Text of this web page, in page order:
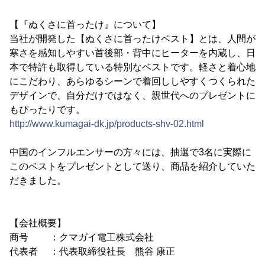
【『ぬくさに首ったけ』について】
当社が開発した【ぬくさに首ったけベスト】とは、人間が
寒さを感知しやすい首後部・背中にヒーターを内蔵し、日
本で特許も取得している特別なベストです。軽さと着心地
にこだわり、あらゆるシーンで着回ししやすくつくられた
デザインで、自分だけではなく、親世代へのプレゼントに
もぴったりです。
http://www.kumagai-dk.jp/products-shv-02.html
中国のインフルエンサーの方々には、抽選で3名に実際に
このベストをプレゼントとして送り、商品を紹介していた
だきました。
【会社概要】
商号 ：クマガイ電工株式会社
代表者 ：代表取締役社長 熊谷 康正